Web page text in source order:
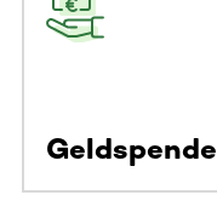
Geldspende